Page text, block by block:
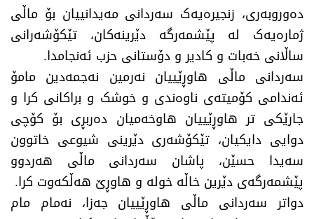
دەوروبەری، زنجیرەیەک سەردانی مەیدانییان بۆ ماڵی
ژمارەیەک لە پێشمەرگە دێرینەکان، تێکۆشەرانی
ساڵانی خەبات و کادیر و دۆستانی حزب ئەنجامدا.
سەردانی ماڵی هاوڕێییان نەرمین نەجمەدین مامۆ
ئەندامی کۆمیتەی ناوەندی و خوشک و براکانی کرا و
جارێکی تر هاوڕێییان هاوخەمیان دەربڕی بۆ کۆچی
دوایی دایکیان، تێکۆشەری دێرینی شیوعی خاتوون
سەیدا حسێن، پاشان سەردانی ماڵی هەردوو
پێشمەرگەی دێرین خاڵە خولە و هاوڕێ هەڵکەوت کرا.
دواتر سەردانی ماڵی هاوڕێییان جەزا، نەمام مام